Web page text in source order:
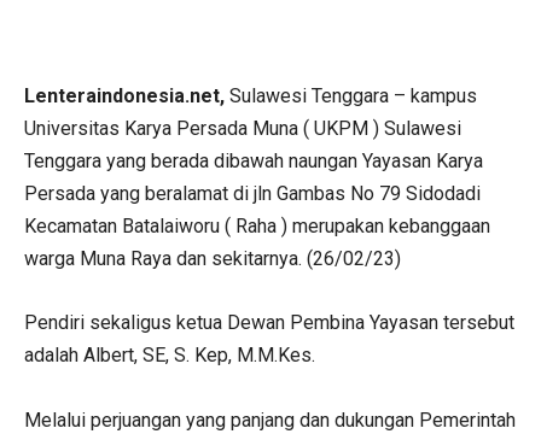
Lenteraindonesia.net, Sulawesi Tenggara – kampus
Universitas Karya Persada Muna ( UKPM ) Sulawesi
Tenggara yang berada dibawah naungan Yayasan Karya
Persada yang beralamat di jln Gambas No 79 Sidodadi
Kecamatan Batalaiworu ( Raha ) merupakan kebanggaan
warga Muna Raya dan sekitarnya. (26/02/23)
Pendiri sekaligus ketua Dewan Pembina Yayasan tersebut
adalah Albert, SE, S. Kep, M.M.Kes.
Melalui perjuangan yang panjang dan dukungan Pemerintah